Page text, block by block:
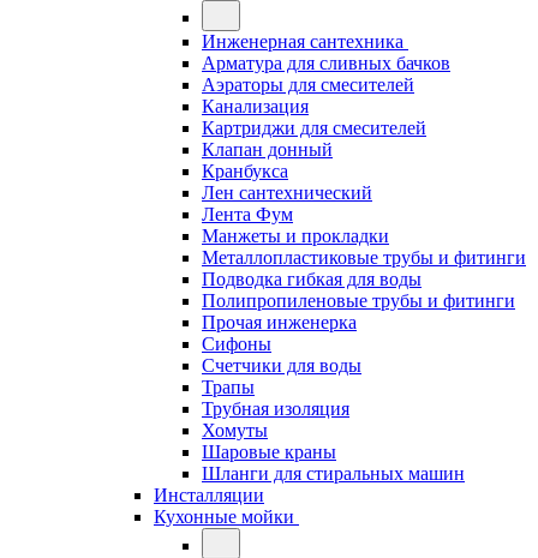
Инженерная сантехника
Арматура для сливных бачков
Аэраторы для смесителей
Канализация
Картриджи для смесителей
Клапан донный
Кранбукса
Лен сантехнический
Лента Фум
Манжеты и прокладки
Металлопластиковые трубы и фитинги
Подводка гибкая для воды
Полипропиленовые трубы и фитинги
Прочая инженерка
Сифоны
Счетчики для воды
Трапы
Трубная изоляция
Хомуты
Шаровые краны
Шланги для стиральных машин
Инсталляции
Кухонные мойки